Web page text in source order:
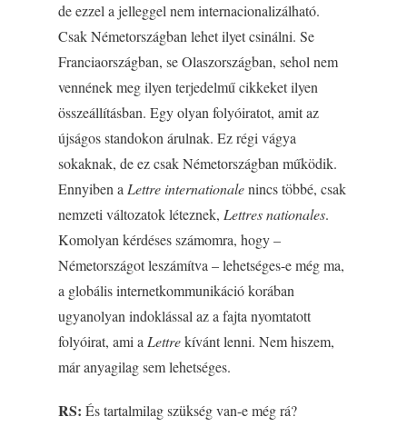
de ezzel a jelleggel nem internacionalizálható.
Csak Németországban lehet ilyet csinálni. Se
Franciaországban, se Olaszországban, sehol nem
vennének meg ilyen terjedelmű cikkeket ilyen
összeállításban. Egy olyan folyóiratot, amit az
újságos standokon árulnak. Ez régi vágya
sokaknak, de ez csak Németországban működik.
Ennyiben a Lettre internationalenincs többé, csak
nemzeti változatok léteznek, Lettres nationales.
Komolyan kérdéses számomra, hogy –
Németországot leszámítva – lehetséges-e még ma,
a globális internetkommunikáció korában
ugyanolyan indoklással az a fajta nyomtatott
folyóirat, ami a Lettrekívánt lenni. Nem hiszem,
már anyagilag sem lehetséges.
RS: És tartalmilag szükség van-e még rá?